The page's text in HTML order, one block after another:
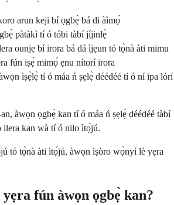
arun keji bí ọgbẹ̀ bá di àìmọ́
pàtàkì tí ó tóbi tàbí jíjinlẹ̀
ounjẹ bí irora bá dá ìjẹun tó tọ̀nà àti mimu
fún iṣẹ́ mimọ́ ẹnu nítorí irora
ìṣẹ̀lẹ̀ tí ó máa ń ṣẹlẹ̀ déédéé tí ó ní ipa lórí
àwọn ọgbẹ̀ kan tí ó máa ń ṣẹlẹ̀ déédéé tàbí
kan wà tí ó nilo ìtọ́jú.
tó tọ̀nà àti ìtọ́jú, àwọn ìṣòro wọ̀nyí lè yẹra
fún àwọn ọgbẹ̀ kan?